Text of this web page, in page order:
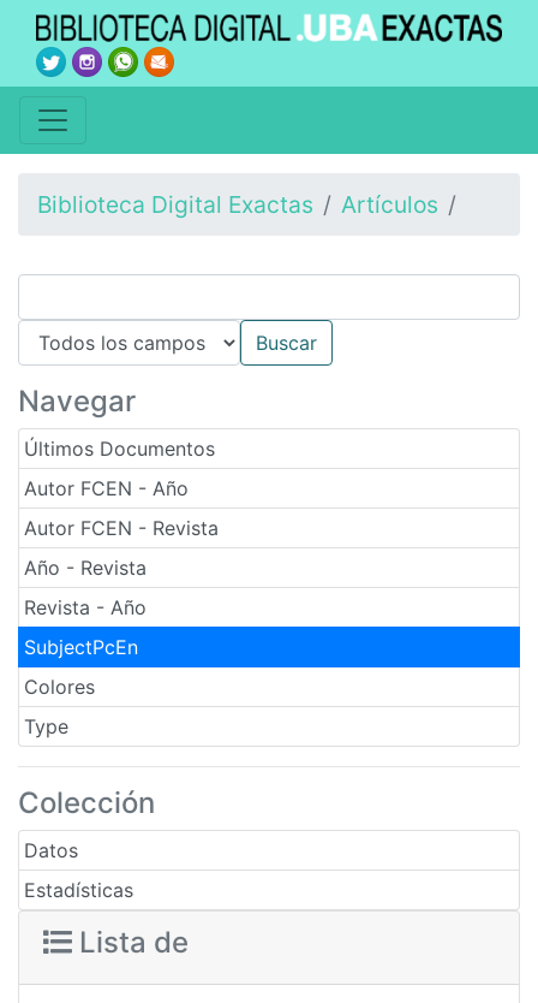
Biblioteca Digital Exactas Artículos
Navegar
Últimos Documentos
Autor FCEN - Año
Autor FCEN - Revista
Año - Revista
Revista - Año
SubjectPcEn
Colores
Type
Colección
Datos
Estadísticas
Lista de